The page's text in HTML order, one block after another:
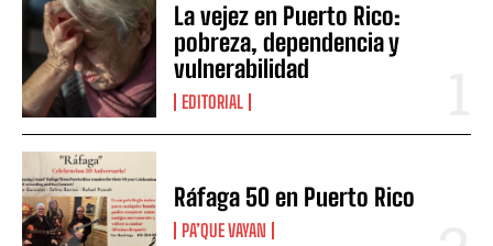
La vejez en Puerto Rico:
pobreza, dependencia y
vulnerabilidad
EDITORIAL
Ráfaga 50 en Puerto Rico
PA’QUE VAYAN